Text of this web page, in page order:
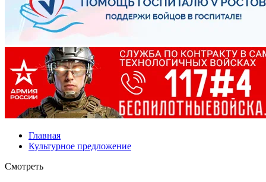
Главная
Культурное предложение
Смотреть